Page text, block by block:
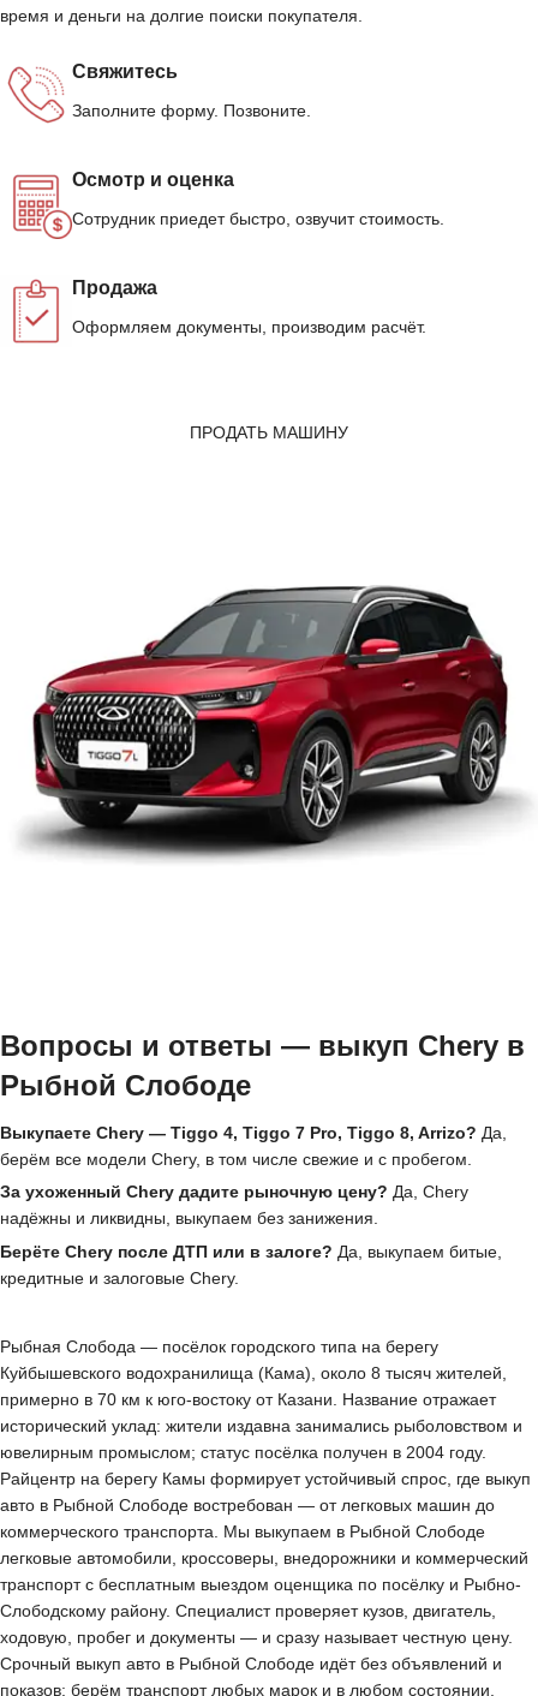
время и деньги на долгие поиски покупателя.
Свяжитесь
Заполните форму. Позвоните.
Осмотр и оценка
Сотрудник приедет быстро, озвучит стоимость.
Продажа
Оформляем документы, производим расчёт.
ПРОДАТЬ МАШИНУ
Вопросы и ответы — выкуп Chery в
Рыбной Слободе
Выкупаете Chery — Tiggo 4, Tiggo 7 Pro, Tiggo 8, Arrizo? Да,
берём все модели Chery, в том числе свежие и с пробегом.
За ухоженный Chery дадите рыночную цену? Да, Chery
надёжны и ликвидны, выкупаем без занижения.
Берёте Chery после ДТП или в залоге? Да, выкупаем битые,
кредитные и залоговые Chery.
Рыбная Слобода — посёлок городского типа на берегу
Куйбышевского водохранилища (Кама), около 8 тысяч жителей,
примерно в 70 км к юго-востоку от Казани. Название отражает
исторический уклад: жители издавна занимались рыболовством и
ювелирным промыслом; статус посёлка получен в 2004 году.
Райцентр на берегу Камы формирует устойчивый спрос, где выкуп
авто в Рыбной Слободе востребован — от легковых машин до
коммерческого транспорта. Мы выкупаем в Рыбной Слободе
легковые автомобили, кроссоверы, внедорожники и коммерческий
транспорт с бесплатным выездом оценщика по посёлку и Рыбно-
Слободскому району. Специалист проверяет кузов, двигатель,
ходовую, пробег и документы — и сразу называет честную цену.
Срочный выкуп авто в Рыбной Слободе идёт без объявлений и
показов: берём транспорт любых марок и в любом состоянии,